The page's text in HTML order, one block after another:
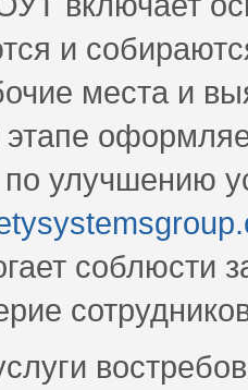
и
места и
улучшению
соблюсти